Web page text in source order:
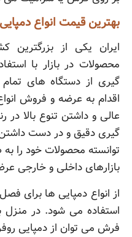
بهترین قیمت انواع دمپایی
ایران یکی از بزرگترین
محصولات در بازار با
گیری از دستگاه های تمام
اقدام به عرضه و فروش
عالی و داشتن تنوع بالا
گیری دقیق و در دست
توانسته محصولات خود را
بازارهای داخلی و خارجی
از انواع دمپایی ها برای
استفاده می شود. در منزل
فرش می توان از دمپایی